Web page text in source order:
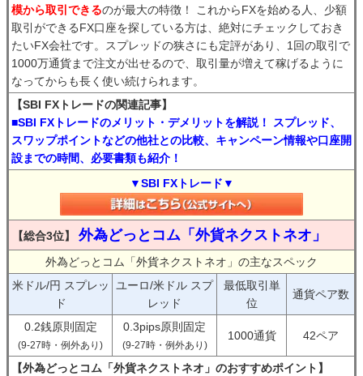
模から取引できるのが最大の特徴！ これからFXを始める人、少額
取引ができるFX口座を探している方は、絶対にチェックしておき
たいFX会社です。スプレッドの狭さにも定評があり、1回の取引で
1000万通貨まで注文が出せるので、取引量が増えて稼げるように
なってからも長く使い続けられます。
【SBI FXトレードの関連記事】
■SBI FXトレードのメリット・デメリットを解説！ スプレッド、
スワップポイントなどの他社との比較、キャンペーン情報や口座開
設までの時間、必要書類も紹介！
▼SBI FXトレード▼
【総合3位】 外為どっとコム「外貨ネクストネオ」
外為どっとコム「外貨ネクストネオ」の主なスペック
米ドル/円 スプレッ
ド
ユーロ/米ドル スプ
レッド
最低取引単
位
通貨ペア数
0.2銭原則固定
(9-27時・例外あり)
0.3pips原則固定
(9-27時・例外あり)
1000通貨 42ペア
【外為どっとコム「外貨ネクストネオ」のおすすめポイント】